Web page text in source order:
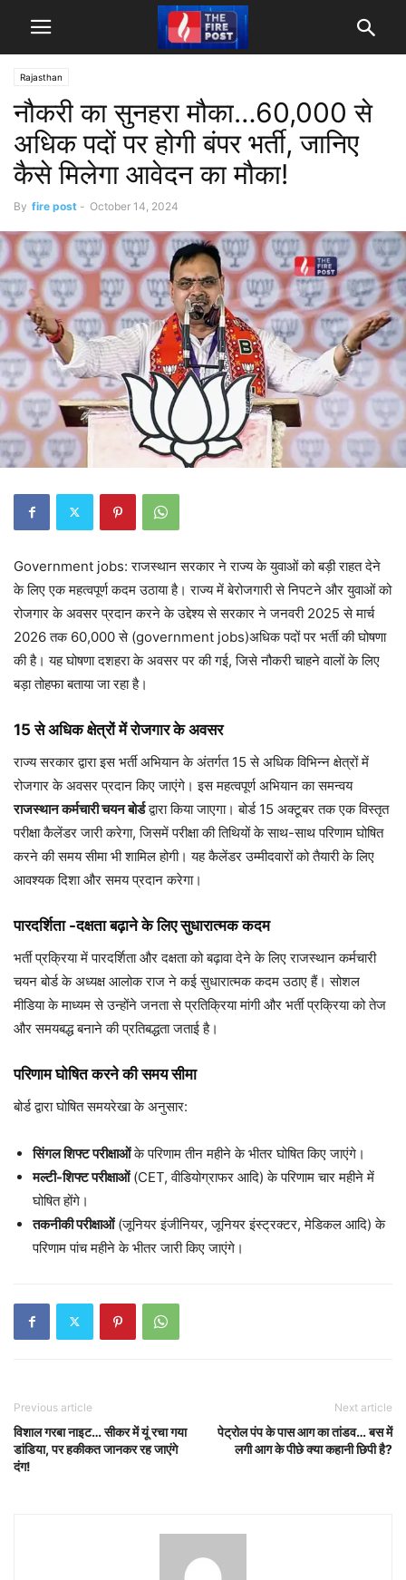
Rajasthan
नौकरी का सुनहरा मौका…60,000 से
अधिक पदों पर होगी बंपर भर्ती, जानिए
कैसे मिलेगा आवेदन का मौका!
By fire post - October 14, 2024
Government jobs: राजस्थान सरकार ने राज्य के युवाओं को बड़ी राहत देने
के लिए एक महत्वपूर्ण कदम उठाया है। राज्य में बेरोजगारी से निपटने और युवाओं को
रोजगार के अवसर प्रदान करने के उद्देश्य से सरकार ने जनवरी 2025 से मार्च
2026 तक 60,000 से (government jobs)अधिक पदों पर भर्ती की घोषणा
की है। यह घोषणा दशहरा के अवसर पर की गई, जिसे नौकरी चाहने वालों के लिए
बड़ा तोहफा बताया जा रहा है।
15 से अधिक क्षेत्रों में रोजगार के अवसर
राज्य सरकार द्वारा इस भर्ती अभियान के अंतर्गत 15 से अधिक विभिन्न क्षेत्रों में
रोजगार के अवसर प्रदान किए जाएंगे। इस महत्वपूर्ण अभियान का समन्वय
राजस्थान कर्मचारी चयन बोर्डद्वारा किया जाएगा। बोर्ड 15 अक्टूबर तक एक विस्तृत
परीक्षा कैलेंडर जारी करेगा, जिसमें परीक्षा की तिथियों के साथ-साथ परिणाम घोषित
करने की समय सीमा भी शामिल होगी। यह कैलेंडर उम्मीदवारों को तैयारी के लिए
आवश्यक दिशा और समय प्रदान करेगा।
पारदर्शिता -दक्षता बढ़ाने के लिए सुधारात्मक कदम
भर्ती प्रक्रिया में पारदर्शिता और दक्षता को बढ़ावा देने के लिए राजस्थान कर्मचारी
चयन बोर्ड के अध्यक्ष आलोक राज ने कई सुधारात्मक कदम उठाए हैं। सोशल
मीडिया के माध्यम से उन्होंने जनता से प्रतिक्रिया मांगी और भर्ती प्रक्रिया को तेज
और समयबद्ध बनाने की प्रतिबद्धता जताई है।
परिणाम घोषित करने की समय सीमा
बोर्ड द्वारा घोषित समयरेखा के अनुसार:
सिंगल शिफ्ट परीक्षाओंके परिणाम तीन महीने के भीतर घोषित किए जाएंगे।
मल्टी-शिफ्ट परीक्षाओं(CET, वीडियोग्राफर आदि) के परिणाम चार महीने में
घोषित होंगे।
तकनीकी परीक्षाओं(जूनियर इंजीनियर, जूनियर इंस्ट्रक्टर, मेडिकल आदि) के
परिणाम पांच महीने के भीतर जारी किए जाएंगे।
Previous article
विशाल गरबा नाइट… सीकर में यूं रचा गया
डांडिया, पर हकीकत जानकर रह जाएंगे
दंग!
Next article
पेट्रोल पंप के पास आग का तांडव… बस में
लगी आग के पीछे क्या कहानी छिपी है?